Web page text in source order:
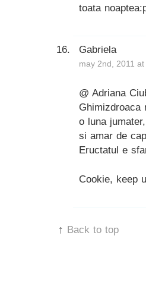
toata
Gabriela
may 2nd, 2011
@ Adriana
Ghimizdroaca
o luna
si amar de
Eructatul e
Cookie, keep
↑ Back to top